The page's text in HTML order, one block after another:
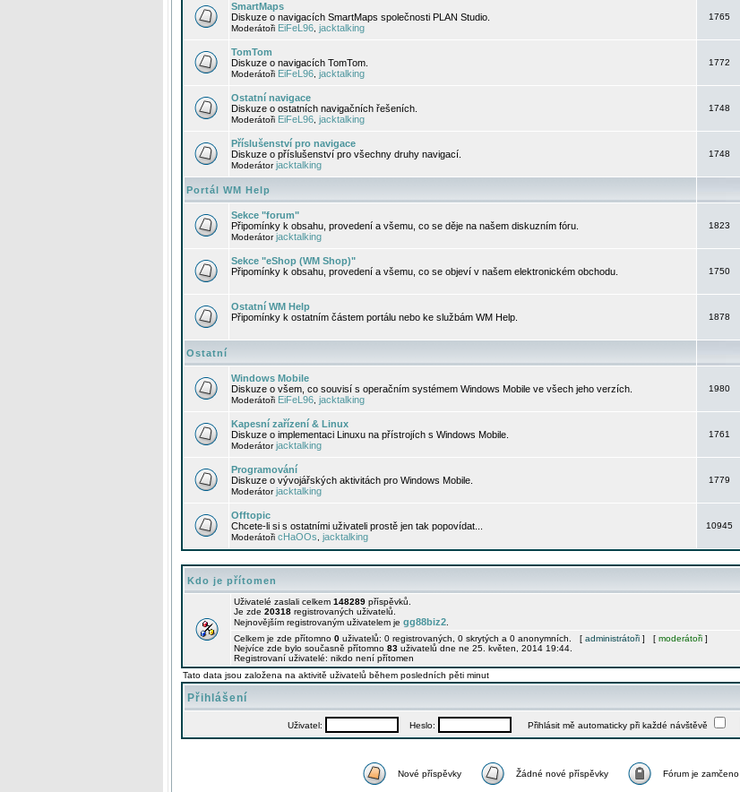
SmartMaps
Diskuze o navigacích SmartMaps společnosti PLAN Studio.
Moderátoři EiFeL96 jacktalking
1765
TomTom
Diskuze o navigacích TomTom.
Moderátoři EiFeL96 jacktalking
1772
Ostatní navigace
Diskuze o ostatních navigačních řešeních.
Moderátoři EiFeL96 jacktalking
1748
Příslušenství pro navigace
Diskuze o příslušenství pro všechny druhy navigací.
Moderátorjacktalking
1748
Portál WM Help
Sekce "forum"
Připomínky k obsahu, provedení a všemu, co se děje na našem diskuzním fóru.
Moderátorjacktalking
1823
Sekce "eShop (WM Shop)"
Připomínky k obsahu, provedení a všemu, co se objeví v našem elektronickém obchodu.
1750
Ostatní WM Help
Připomínky k ostatním částem portálu nebo ke službám WM Help.
1878
Ostatní
Windows Mobile
Diskuze o všem, co souvisí s operačním systémem Windows Mobile ve všech jeho verzích.
Moderátoři EiFeL96 jacktalking
1980
Kapesní zařízení & Linux
Diskuze o implementaci Linuxu na přístrojích s Windows Mobile.
Moderátorjacktalking
1761
Programování
Diskuze o vývojářských aktivitách pro Windows Mobile.
Moderátorjacktalking
1779
Offtopic
Chcete-li si s ostatními uživateli prostě jen tak popovídat...
Moderátoři cHaOOs jacktalking
10945
Kdo je přítomen
Uživatelé zaslali celkem 148289 příspěvků.
Je zde 20318 registrovaných uživatelů.
Nejnovějším registrovaným uživatelem je gg88biz2
Celkem je zde přítomno 0 uživatelů: 0 registrovaných, 0 skrytých a 0 anonymních. [ administrátoři ] [ moderátoři ]
Nejvíce zde bylo současně přítomno 83 uživatelů dne ne 25. květen, 2014 19:44.
Registrovaní uživatelé: nikdo není přítomen
Tato data jsou založena na aktivitě uživatelů během posledních pěti minut
Přihlášení
Uživatel: Heslo: Přihlásit mě automaticky při každé návštěvě
Nové příspěvky Žádné nové příspěvky Fórum je zamčeno